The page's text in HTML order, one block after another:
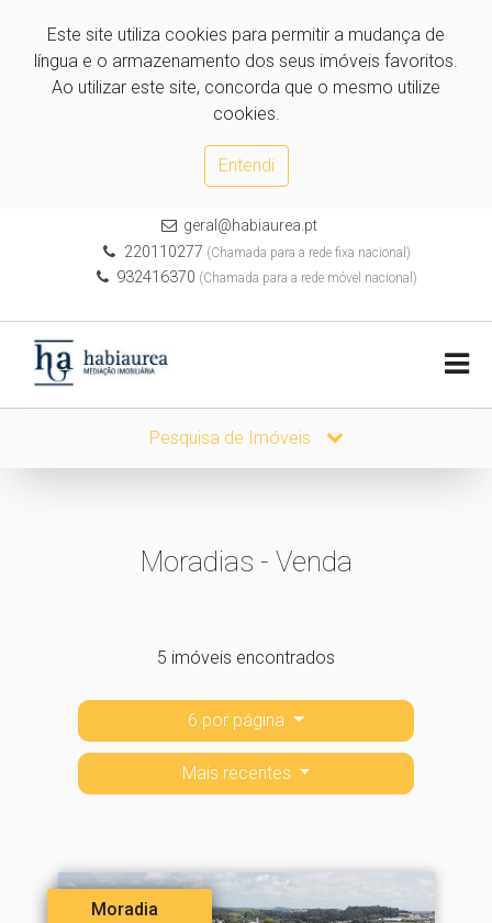
Este site utiliza cookies para permitir a mudança de
língua e o armazenamento dos seus imóveis favoritos.
Ao utilizar este site, concorda que o mesmo utilize
cookies.
Entendi
geral@habiaurea.pt
220110277 (Chamada para a rede fixa nacional)
932416370 (Chamada para a rede móvel nacional)
Pesquisa de Imóveis
Moradias - Venda
5 imóveis encontrados
6 por página
Mais recentes
Moradia